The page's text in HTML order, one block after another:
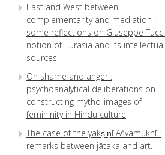
East and West between
complementarity and mediation :
some reflections on Giuseppe
notion of Eurasia and its intellectual
sources
On shame and anger :
psychoanalytical deliberations on
constructing mytho-images of
femininity in Hindu culture
The case of the yakṣiṇī Aśvamukhī :
remarks between jātaka and art.